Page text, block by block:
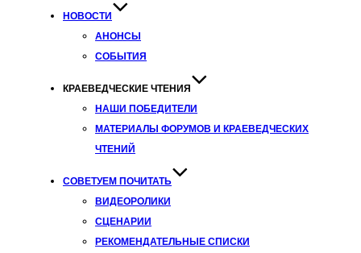
НОВОСТИ
АНОНСЫ
СОБЫТИЯ
КРАЕВЕДЧЕСКИЕ ЧТЕНИЯ
НАШИ ПОБЕДИТЕЛИ
МАТЕРИАЛЫ ФОРУМОВ И КРАЕВЕДЧЕСКИХ
ЧТЕНИЙ
СОВЕТУЕМ ПОЧИТАТЬ
ВИДЕОРОЛИКИ
СЦЕНАРИИ
РЕКОМЕНДАТЕЛЬНЫЕ СПИСКИ